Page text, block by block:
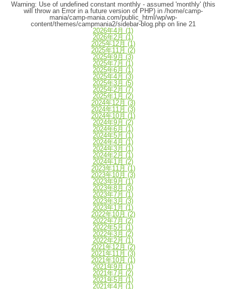
Warning: Use of undefined constant monthly - assumed 'monthly' (this
will throw an Error in a future version of PHP) in /home/camp-
mania/camp-mania.com/public_html/wp/wp-
content/themes/campmania2/sidebar-blog.phpon line 21
2026年4月 (1)
2026年2月 (1)
2025年12月 (1)
2025年11月 (2)
2025年9月 (3)
2025年7月 (1)
2025年6月 (1)
2025年4月 (3)
2025年3月 (5)
2025年2月 (7)
2025年1月 (2)
2024年12月 (3)
2024年11月 (3)
2024年10月 (1)
2024年9月 (2)
2024年6月 (1)
2024年5月 (1)
2024年4月 (1)
2024年3月 (1)
2024年2月 (1)
2024年1月 (2)
2023年11月 (1)
2023年10月 (3)
2023年9月 (1)
2023年8月 (3)
2023年7月 (1)
2023年3月 (3)
2023年1月 (1)
2022年10月 (2)
2022年7月 (2)
2022年5月 (1)
2022年3月 (2)
2022年2月 (1)
2021年12月 (2)
2021年11月 (3)
2021年10月 (1)
2021年9月 (1)
2021年7月 (2)
2021年5月 (1)
2021年4月 (1)